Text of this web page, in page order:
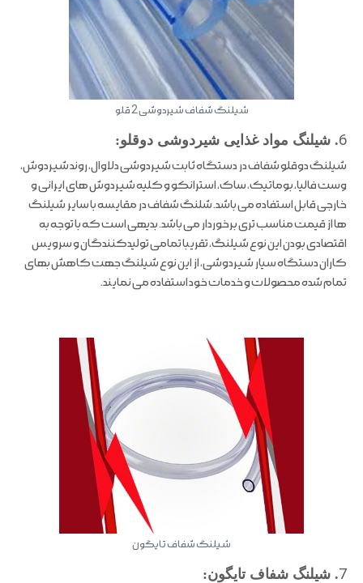
شیلنگ شفاف شیردوشی 2 قلو
6. شیلنگ مواد غذایی شیردوشی دوقلو:
شیلنگ دوقلو شفاف در دستگاه ثابت شیردوشی دلاوال، روند شیردوش،
وست فالیا، بوماتیک، ساک، استرانکو و کلیه شیردوش های ایرانی و
خارجی قابل استفاده می باشد. شلنگ شفاف در مقایسه با سایر شیلنگ
ها از قیمت مناسب تری برخوردار می باشد. بدیهی است که با توجه به
اقتصادی بودن این نوع شیلنگ، تقریبا تمامی تولیدکنندگان و سرویس
کاران دستگاه سیار شیردوشی، از این نوع شیلنگ جهت کاهش بهای
تمام شده محصولات و خدمات خود استفاده می نمایند.
شیلنگ شفاف تایگون
7. شیلنگ شفاف تایگون: